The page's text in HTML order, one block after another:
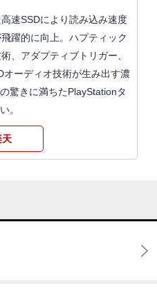
高速SSDにより読み込み速度
躍的に向上。ハプティック
、アダプティブトリガー、
オーディオ技術が生み出す濃
驚きに満ちたPlayStationタ
。
天